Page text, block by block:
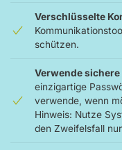
Verschlüsselte
schützen.
Verwende
einzigartige
verwende, wenn
Hinweis: Nutze
den Zweifelsfall